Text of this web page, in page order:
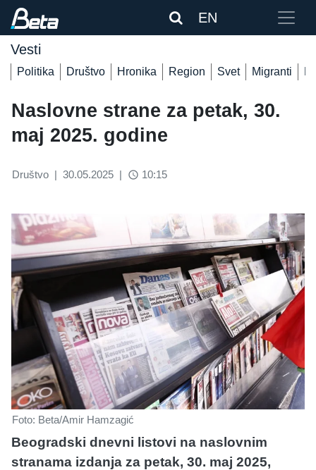
EN
Vesti
Politika Društvo Hronika Region Svet Migranti
Naslovne strane za petak, 30.
maj 2025. godine
Društvo | 30.05.2025 | access_time 10:15
Foto: Beta/Amir Hamzagić
Beogradski dnevni listovi na naslovnim
stranama izdanja za petak, 30. maj 2025,